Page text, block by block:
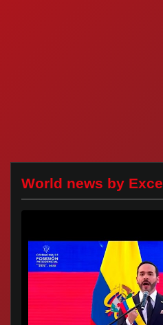
World news by